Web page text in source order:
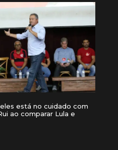
está no cuidado com
ao comparar Lula e